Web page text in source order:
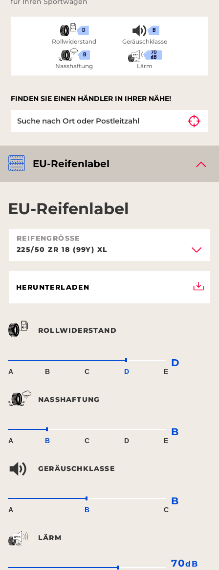
D
Rollwiderstand
B
Nasshaftung
B
Geräuschklasse
70
dB
Lärm
FINDEN SIE EINEN HÄNDLER IN IHRER NÄHE!
EU-Reifenlabel
EU-Reifenlabel
REIFENGRÖSSE
225/50 ZR 18 (99Y) XL
HERUNTERLADEN
ROLLWIDERSTAND
A B C D E
D
NASSHAFTUNG
A B C D E
B
GERÄUSCHKLASSE
A B C
B
LÄRM
70dB